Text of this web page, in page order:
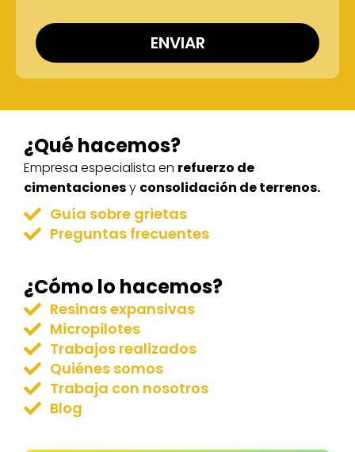
¿Qué hacemos?
Empresa especialista en refuerzo de
cimentacionesy consolidación de terrenos.
Guía sobre grietas
Preguntas frecuentes
¿Cómo lo hacemos?
Resinas expansivas
Micropilotes
Trabajos realizados
Quiénes somos
Trabaja con nosotros
Blog